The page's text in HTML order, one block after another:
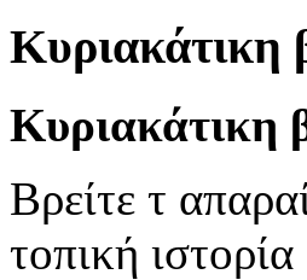
Κυριακάτικη
Κυριακάτικη
Βρείτε τ
τοπική ιστορία